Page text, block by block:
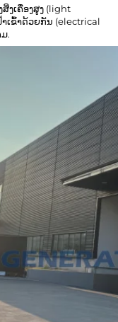
ສີ່ງເຄື່ອງສູງ (light
າເຂົ້າດ້ວຍກັນ (electrical
.